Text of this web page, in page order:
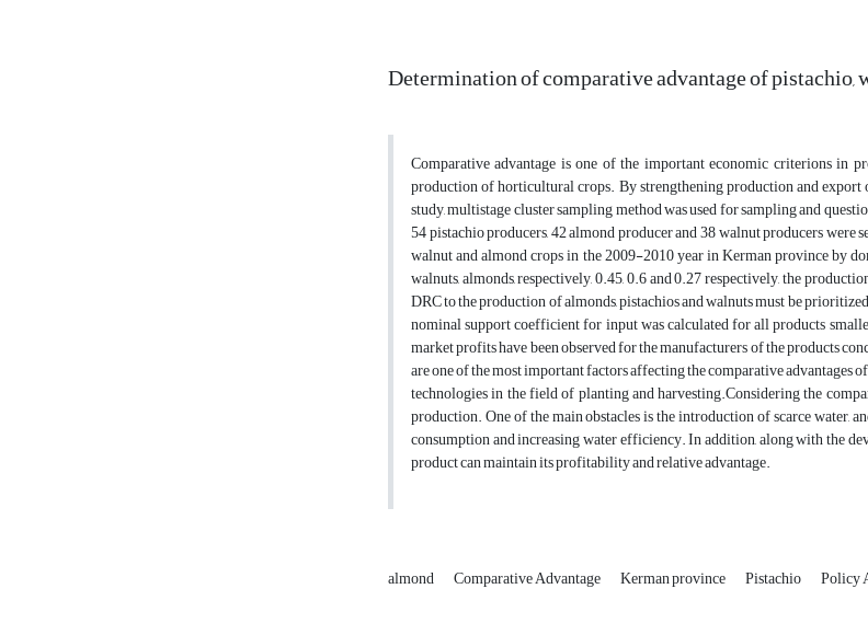
Determination of comparative advantage of
Comparative advantage is one of the important economic criterions in
production of horticultural crops. By strengthening production and
study, multistage cluster sampling method was used for sampling and
54 pistachio producers, 42 almond producer and 38 walnut producers
walnut and almond crops in the 2009-2010 year in Kerman province by
walnuts, almonds, respectively, 0.45, 0.6 and 0.27 respectively, the
DRC to the production of almonds, pistachios and walnuts must be
nominal support coefficient for input was calculated for all products
market profits have been observed for the manufacturers of the products
are one of the most important factors affecting the comparative advantages
technologies in the field of planting and harvesting.Considering the
production. One of the main obstacles is the introduction of scarce water,
consumption and increasing water efficiency. In addition, along with the
product can maintain its profitability and relative advantage.
almond Comparative Advantage Kerman province Pistachio Policy